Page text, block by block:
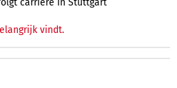
vindt.